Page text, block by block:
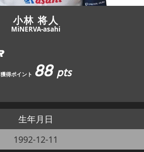
小林 将人
MiNERVA-asahi
獲得ポイント 88pts
生年月日
1992-12-11